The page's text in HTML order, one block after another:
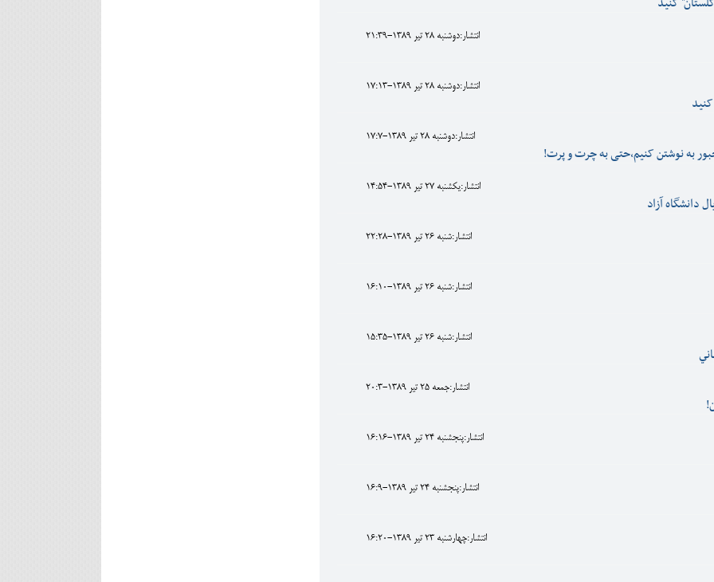
انتشار:دوشنبه 28 تير 1389-21:39
انتشار:دوشنبه 28 تير 1389-17:13
انتشار:دوشنبه 28 تير 1389-17:7
به نوشتن کنیم،حتی به چرت و پرت!
انتشار:يکشنبه 27 تير 1389-14:54
دانشگاه آزاد
انتشار:شنبه 26 تير 1389-22:28
انتشار:شنبه 26 تير 1389-16:10
انتشار:شنبه 26 تير 1389-15:35
انتشار:جمعه 25 تير 1389-20:3
انتشار:پنجشنبه 24 تير 1389-16:16
انتشار:پنجشنبه 24 تير 1389-16:9
انتشار:چهارشنبه 23 تير 1389-16:20